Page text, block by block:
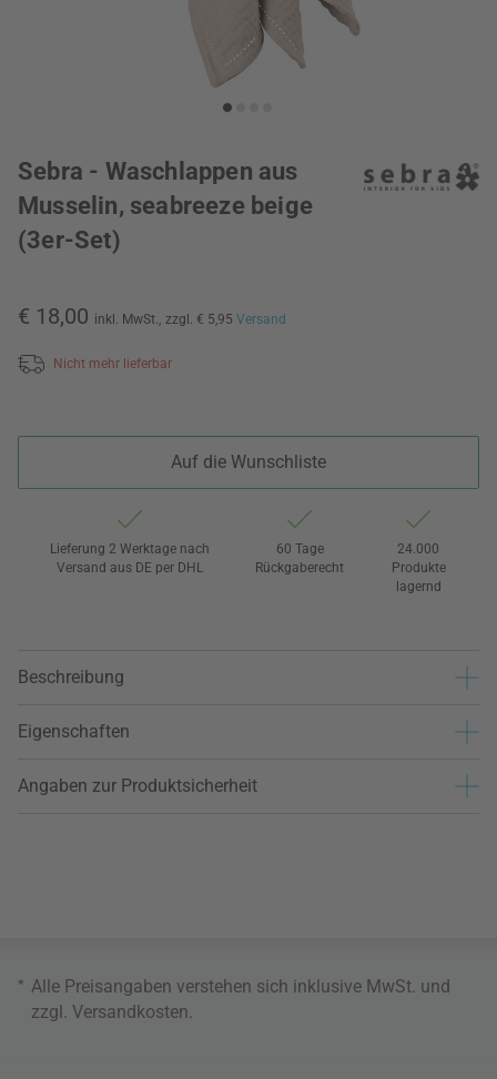
Sebra - Waschlappen aus
Musselin, seabreeze beige
(3er-Set)
€ 18,00 inkl. MwSt., zzgl. € 5,95 Versand
Nicht mehr lieferbar
Auf die Wunschliste
Lieferung 2 Werktage nach
Versand aus DE per DHL
60 Tage
Rückgaberecht
24.000
Produkte
lagernd
Beschreibung
Eigenschaften
Angaben zur Produktsicherheit
* Alle Preisangaben verstehen sich inklusive MwSt. und
zzgl. Versandkosten